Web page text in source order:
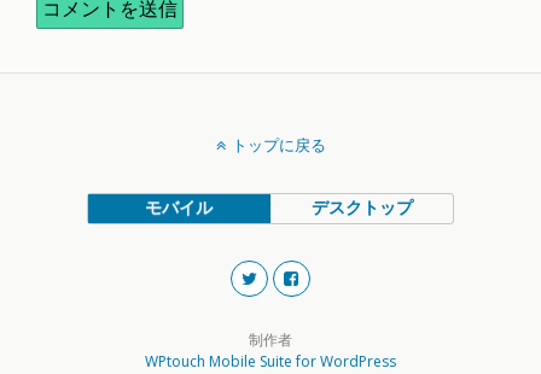
トップに戻る
モバイル デスクトップ
制作者
WPtouch Mobile Suite for WordPress